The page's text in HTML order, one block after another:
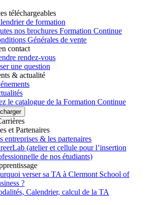
téléchargeables
de formation
nos brochures Formation Continue
Générales de vente
contact
rendez-vous
une question
& actualité
le catalogue de la Formation Continue
et Partenaires
entreprises & les partenaires
(atelier et cellule pour l’insertion
de nos étudiants)
verser sa TA à Clermont School of
?
Calendrier, calcul de la TA